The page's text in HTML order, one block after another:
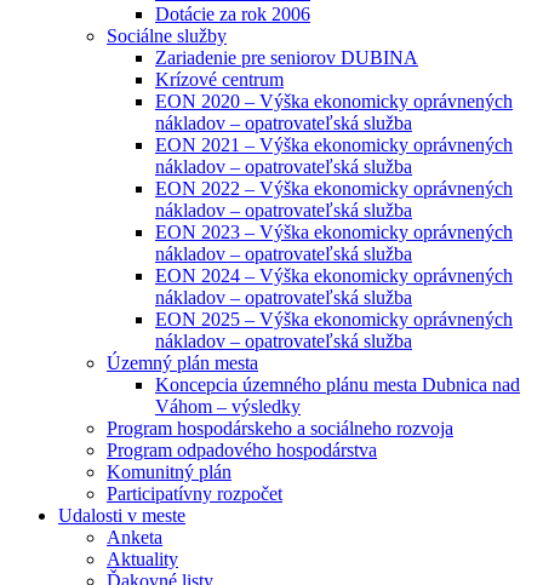
Dotácie za rok 2006
Sociálne služby
Zariadenie pre seniorov DUBINA
Krízové centrum
EON 2020 – Výška ekonomicky oprávnených
nákladov – opatrovateľská služba
EON 2021 – Výška ekonomicky oprávnených
nákladov – opatrovateľská služba
EON 2022 – Výška ekonomicky oprávnených
nákladov – opatrovateľská služba
EON 2023 – Výška ekonomicky oprávnených
nákladov – opatrovateľská služba
EON 2024 – Výška ekonomicky oprávnených
nákladov – opatrovateľská služba
EON 2025 – Výška ekonomicky oprávnených
nákladov – opatrovateľská služba
Územný plán mesta
Koncepcia územného plánu mesta Dubnica nad
Váhom – výsledky
Program hospodárskeho a sociálneho rozvoja
Program odpadového hospodárstva
Komunitný plán
Participatívny rozpočet
Udalosti v meste
Anketa
Aktuality